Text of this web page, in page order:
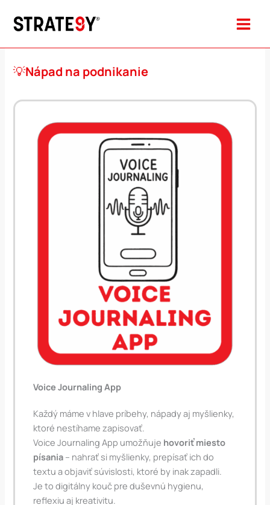
💡Nápad na podnikanie
Voice Journaling App
Každý máme v hlave príbehy, nápady aj myšlienky,
ktoré nestíhame zapisovať.
Voice Journaling App umožňuje hovoriť miesto
písania – nahrať si myšlienky, prepísať ich do
textu a objaviť súvislosti, ktoré by inak zapadli.
Je to digitálny kouč pre duševnú hygienu,
reflexiu aj kreativitu.